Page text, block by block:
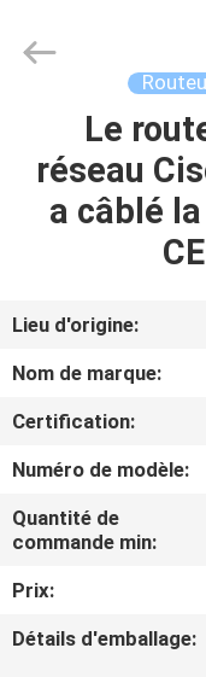
LA
MAISON
VIDÉOS
À
PROPOS
DE
VISITE
Equipment
Le
réseau
a câblé
Lieu d'origine:
Nom de marque:
Certification:
Numéro de modèle:
Quantité de
commande min:
Prix:
Détails d'emballage: